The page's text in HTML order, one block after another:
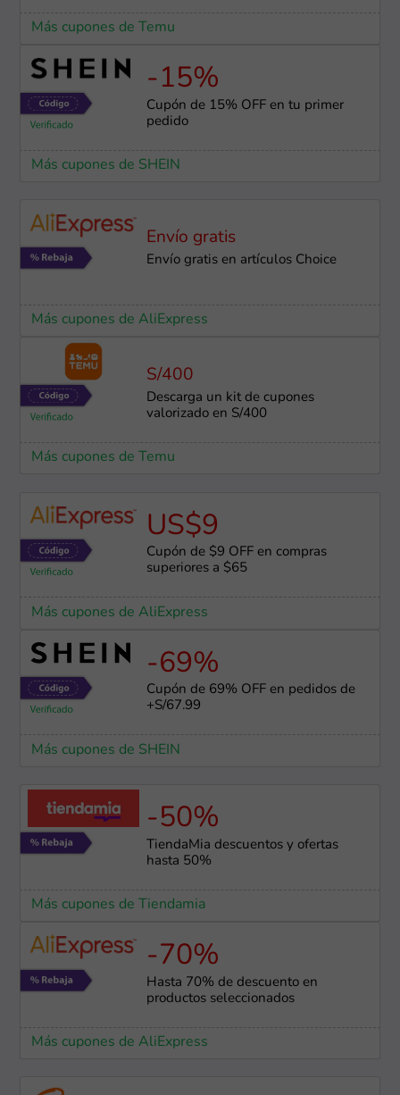
Más cupones de Temu
-15%
Cupón de 15% OFF en tu primer
pedido
Más cupones de SHEIN
Envío gratis
Envío gratis en artículos Choice
Más cupones de AliExpress
S/400
Descarga un kit de cupones
valorizado en S/400
Más cupones de Temu
US$9
Cupón de $9 OFF en compras
superiores a $65
Más cupones de AliExpress
-69%
Cupón de 69% OFF en pedidos de
+S/67.99
Más cupones de SHEIN
-50%
TiendaMia descuentos y ofertas
hasta 50%
Más cupones de Tiendamia
-70%
Hasta 70% de descuento en
productos seleccionados
Más cupones de AliExpress